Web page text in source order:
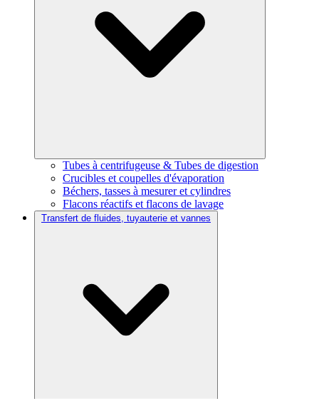
Tubes à centrifugeuse & Tubes de digestion
Crucibles et coupelles d'évaporation
Béchers, tasses à mesurer et cylindres
Flacons réactifs et flacons de lavage
Transfert de fluides, tuyauterie et vannes